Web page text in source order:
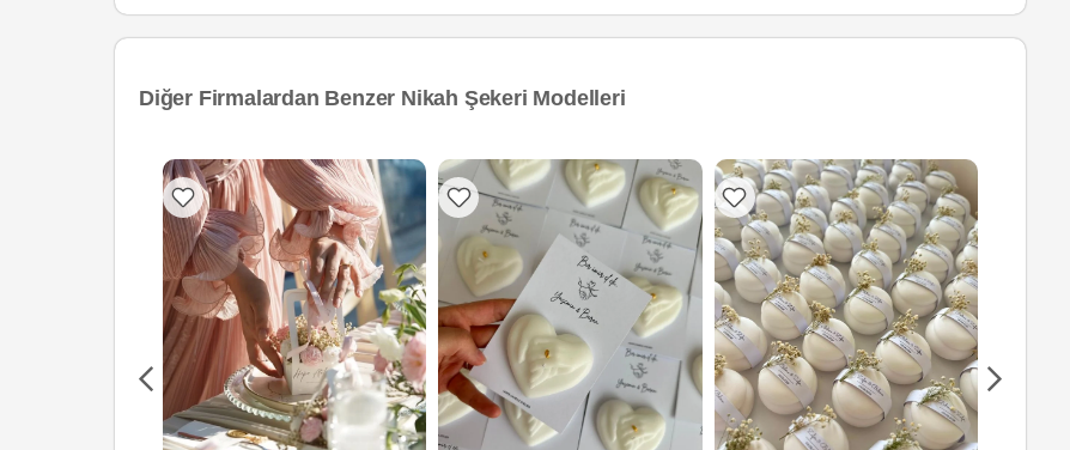
Diğer Firmalardan Benzer Nikah Şekeri Modelleri